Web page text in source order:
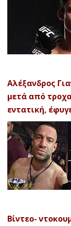
Αλέξανδρος
μετά από
εντατική,
Βίντεο-